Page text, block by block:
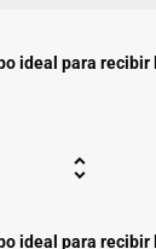
ideal para recibir
ideal para recibir